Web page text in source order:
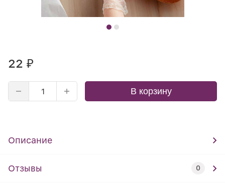
22 ₽
В корзину
Описание
Отзывы 0